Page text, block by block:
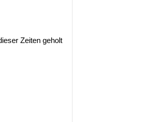
Zeiten geholt